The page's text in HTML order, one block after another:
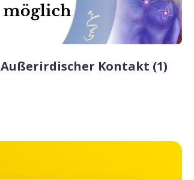
Außerirdischer Kontakt (1)